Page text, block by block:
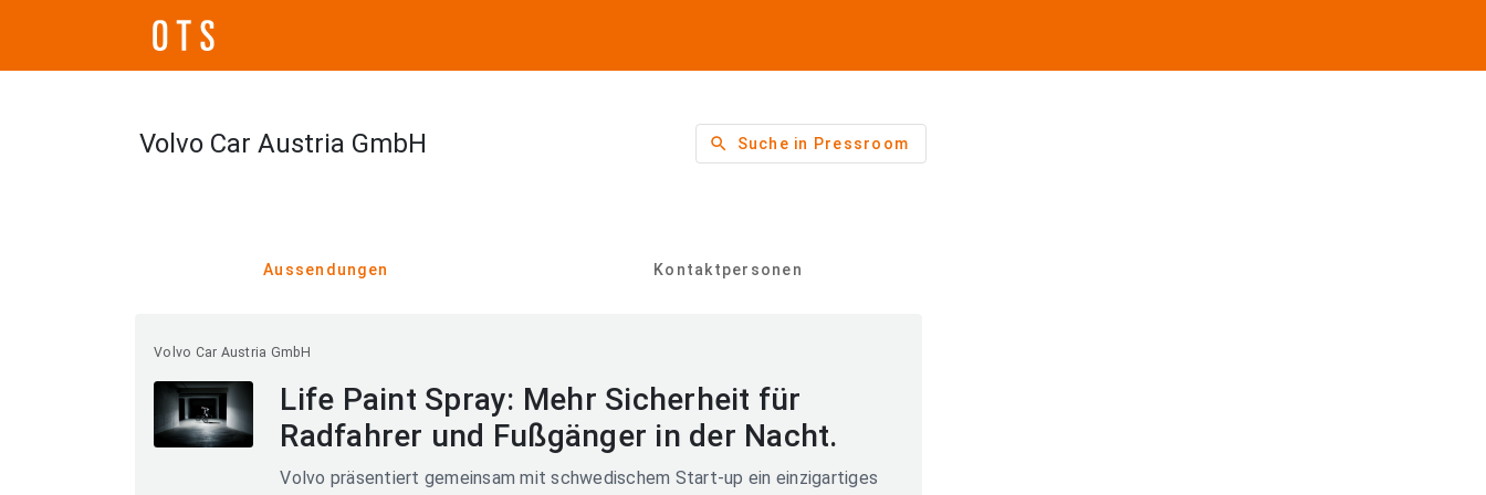
Volvo Car Austria GmbH search Suche in Pressroom
Aussendungen Kontaktpersonen
Volvo Car Austria GmbH
Life Paint Spray: Mehr Sicherheit für
Radfahrer und Fußgänger in der Nacht.
Volvo präsentiert gemeinsam mit schwedischem Start-up ein einzigartiges